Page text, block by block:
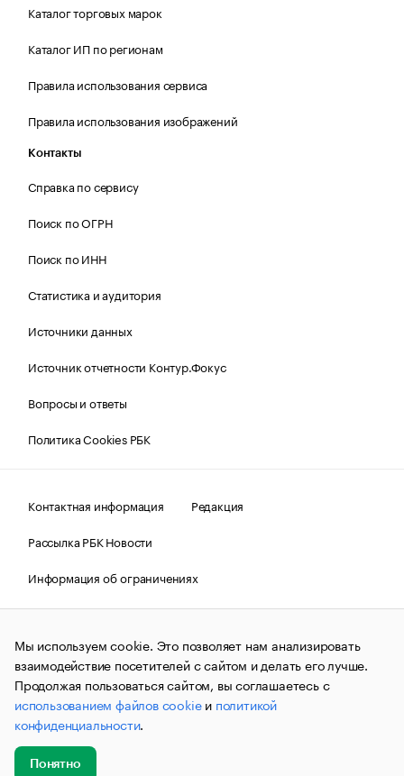
Каталог торговых марок
Каталог ИП по регионам
Правила использования сервиса
Правила использования изображений
Контакты
Справка по сервису
Поиск по ОГРН
Поиск по ИНН
Статистика и аудитория
Источники данных
Источник отчетности Контур.Фокус
Вопросы и ответы
Политика Cookies РБК
Контактная информация
Редакция
Рассылка РБК Новости
Информация об ограничениях
Правовая информация
О соблюдении авторских прав
© АО «РОСБИЗНЕСКОНСАЛТИНГ»,1995–2026.Сообщения
и материалы информационного агентства «РБК»
(зарегистрировано Федеральной службой по надзору в сфере
связи, информационных технологий и массовых
коммуникаций (Роскомнадзор) 09.12.2015 за номером ИА
№ФС77-63848) сопровождаются пометкой «РБК». Отдельные
публикации могут содержать информацию,
не предназначенную для пользователей
до 18 лет.
Мы используем cookie. Это позволяет нам анализировать
взаимодействие посетителей с сайтом и делать его лучше.
Продолжая пользоваться сайтом, вы соглашаетесь с
использованием файлов cookieи политикой
конфиденциальности.
Понятно